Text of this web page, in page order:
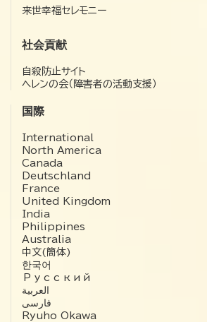
来世幸福セレモニー
社会貢献
自殺防止サイト
ヘレンの会（障害者の活動支援）
国際
International
North America
Canada
Deutschland
France
United Kingdom
India
Philippines
Australia
中文(簡体)
한국어
Русский
العربية‏
فارسی
Ryuho Okawa